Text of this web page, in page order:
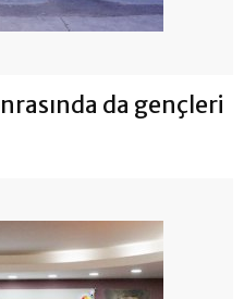
da gençleri